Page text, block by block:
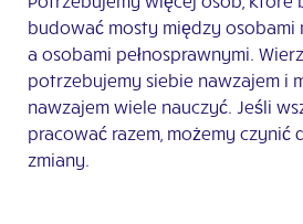
budować mosty między osobami
a osobami pełnosprawnymi.
potrzebujemy siebie nawzajem i
nawzajem wiele nauczyć. Jeśli
pracować razem, możemy
zmiany.